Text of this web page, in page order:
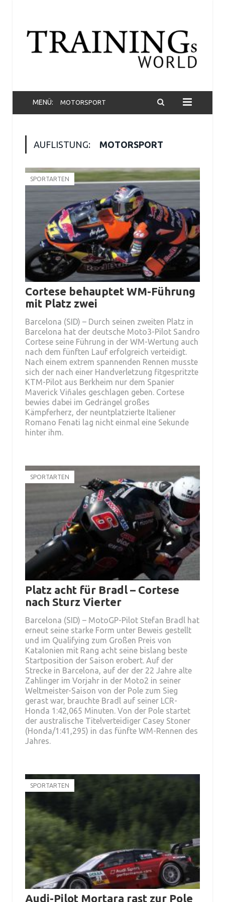
MENÜ: MOTORSPORT
AUFLISTUNG: MOTORSPORT
SPORTARTEN
Cortese behauptet WM-Führung
mit Platz zwei
Barcelona (SID) – Durch seinen zweiten Platz in
Barcelona hat der deutsche Moto3-Pilot Sandro
Cortese seine Führung in der WM-Wertung auch
nach dem fünften Lauf erfolgreich verteidigt.
Nach einem extrem spannenden Rennen musste
sich der nach einer Handverletzung fitgespritzte
KTM-Pilot aus Berkheim nur dem Spanier
Maverick Viñales geschlagen geben. Cortese
bewies dabei im Gedrängel großes
Kämpferherz, der neuntplatzierte Italiener
Romano Fenati lag nicht einmal eine Sekunde
hinter ihm.
SPORTARTEN
Platz acht für Bradl – Cortese
nach Sturz Vierter
Barcelona (SID) – MotoGP-Pilot Stefan Bradl hat
erneut seine starke Form unter Beweis gestellt
und im Qualifying zum Großen Preis von
Katalonien mit Rang acht seine bislang beste
Startposition der Saison erobert. Auf der
Strecke in Barcelona, auf der der 22 Jahre alte
Zahlinger im Vorjahr in der Moto2 in seiner
Weltmeister-Saison von der Pole zum Sieg
gerast war, brauchte Bradl auf seiner LCR-
Honda 1:42,065 Minuten. Von der Pole startet
der australische Titelverteidiger Casey Stoner
(Honda/1:41,295) in das fünfte WM-Rennen des
Jahres.
SPORTARTEN
Audi-Pilot Mortara rast zur Pole